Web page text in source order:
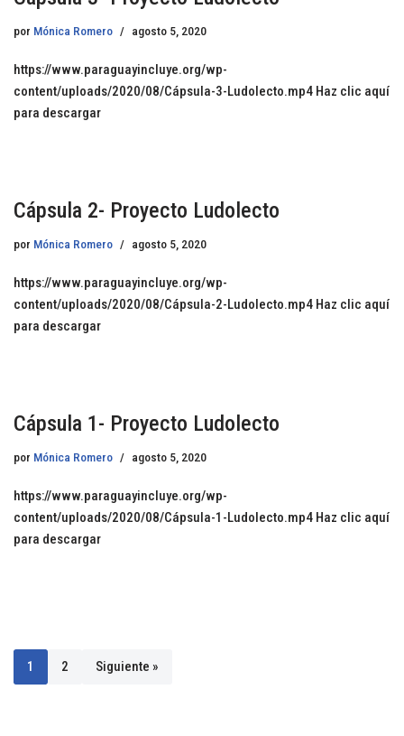
por Mónica Romero agosto 5, 2020
https://www.paraguayincluye.org/wp-
content/uploads/2020/08/Cápsula-3-Ludolecto.mp4 Haz clic aquí
para descargar
Cápsula 2- Proyecto Ludolecto
por Mónica Romero agosto 5, 2020
https://www.paraguayincluye.org/wp-
content/uploads/2020/08/Cápsula-2-Ludolecto.mp4 Haz clic aquí
para descargar
Cápsula 1- Proyecto Ludolecto
por Mónica Romero agosto 5, 2020
https://www.paraguayincluye.org/wp-
content/uploads/2020/08/Cápsula-1-Ludolecto.mp4 Haz clic aquí
para descargar
1 2 Siguiente »